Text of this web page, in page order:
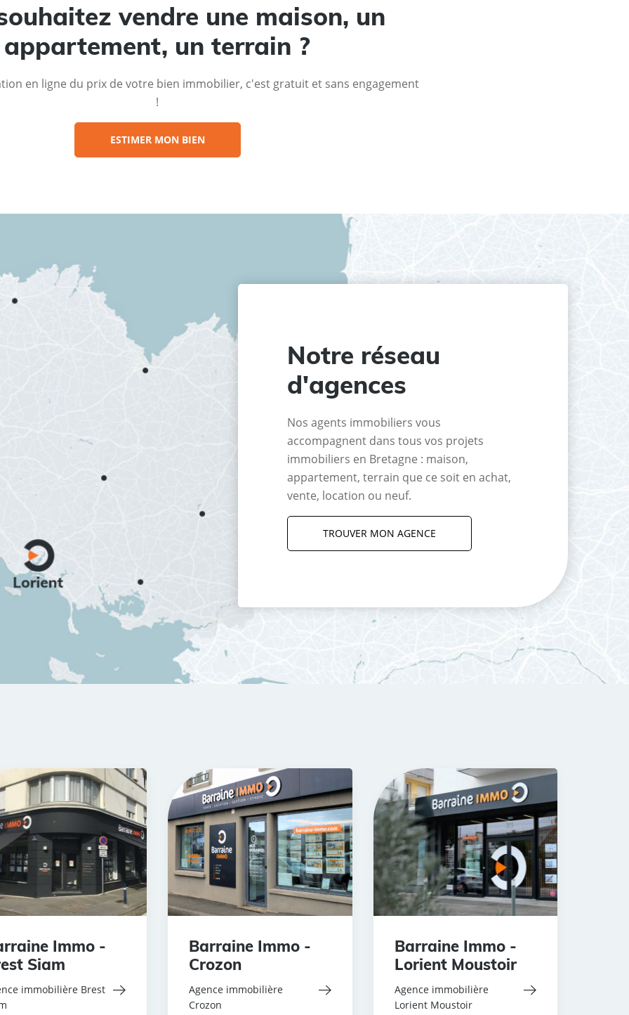
vendre une maison, un
appartement, un terrain ?
en ligne du prix de votre bien immobilier, c'est gratuit et sans engagement
!
ESTIMER MON BIEN
Notre réseau
d'agences
Nos agents immobiliers vous
accompagnent dans tous vos projets
immobiliers en Bretagne : maison,
appartement, terrain que ce soit en achat,
vente, location ou neuf.
TROUVER MON AGENCE
Immo -
Siam
immobilière Brest
Barraine Immo -
Crozon
Agence immobilière
Crozon
Barraine Immo -
Lorient Moustoir
Agence immobilière
Lorient Moustoir